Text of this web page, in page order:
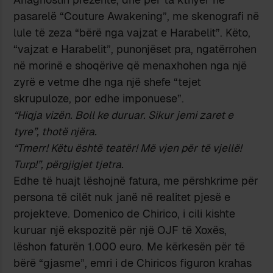
pasarelë “Couture Awakening”, me skenografi në
lule të zeza “bërë nga vajzat e Harabelit”. Këto,
“vajzat e Harabelit”, punonjëset pra, ngatërrohen
në morinë e shoqërive që menaxhohen nga një
zyrë e vetme dhe nga një shefe “tejet
skrupuloze, por edhe imponuese”.
“Hiqja vizën. Boll ke duruar. Sikur jemi zaret e
tyre”, thotë njëra.
“Tmerr! Këtu është teatër! Më vjen për të vjellë!
Turp!”, përgjigjet tjetra.
Edhe të huajt lëshojnë fatura, me përshkrime për
persona të cilët nuk janë në realitet pjesë e
projekteve. Domenico de Chirico, i cili kishte
kuruar një ekspozitë për një OJF të Xoxës,
lëshon faturën 1.000 euro. Me kërkesën për të
bërë “gjasme”, emri i de Chiricos figuron krahas